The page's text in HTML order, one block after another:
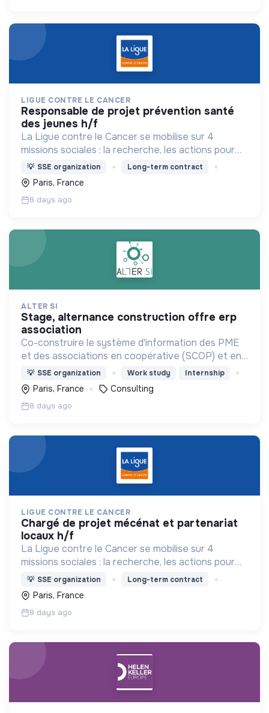
LIGUE CONTRE LE CANCER
responsable de projet prévention santé
des jeunes h/f
La Ligue contre le Cancer se mobilise sur 4
missions sociales : la recherche, les actions pour
les personnes malades, la prévention & promotion
du dépistage et l'étude & observatoire.
💡 SSE organization Long-term contract
Paris, France
8 days ago
ALTER SI
stage, alternance construction offre erp
association
Co-construire le système d'information des PME
et des associations en coopérative (SCOP) et en
gouvernance partagée (Holacratie).
💡 SSE organization Work study Internship
Paris, France Consulting
8 days ago
LIGUE CONTRE LE CANCER
chargé de projet mécénat et partenariat
locaux h/f
La Ligue contre le Cancer se mobilise sur 4
missions sociales : la recherche, les actions pour
les personnes malades, la prévention & promotion
du dépistage et l'étude & observatoire.
💡 SSE organization Long-term contract
Paris, France
8 days ago